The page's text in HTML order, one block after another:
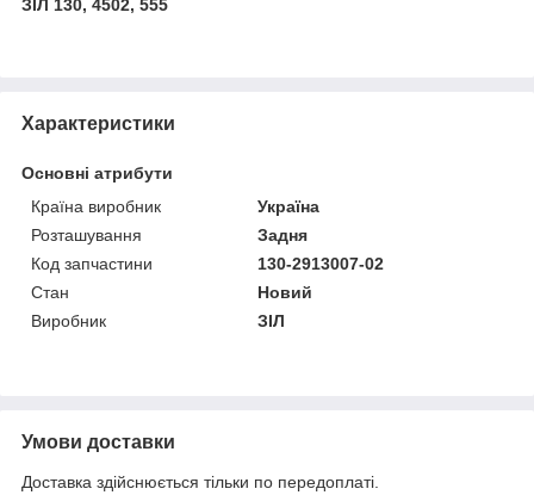
ЗІЛ 130, 4502, 555
Характеристики
Основні атрибути
Країна виробник
Україна
Розташування
Задня
Код запчастини
130-2913007-02
Стан
Новий
Виробник
ЗІЛ
Умови доставки
Доставка здійснюється тільки по передоплаті.